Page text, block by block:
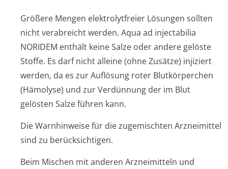
Größere Mengen elektrolytfreier Lösungen sollten
nicht verabreicht werden. Aqua ad injectabilia
NORIDEM enthält keine Salze oder andere gelöste
Stoffe. Es darf nicht alleine (ohne Zusätze) injiziert
werden, da es zur Auflösung roter Blutkörperchen
(Hämolyse) und zur Verdünnung der im Blut
gelösten Salze führen kann.
Die Warnhinweise für die zugemischten Arzneimittel
sind zu berücksichtigen.
Beim Mischen mit anderen Arzneimitteln und